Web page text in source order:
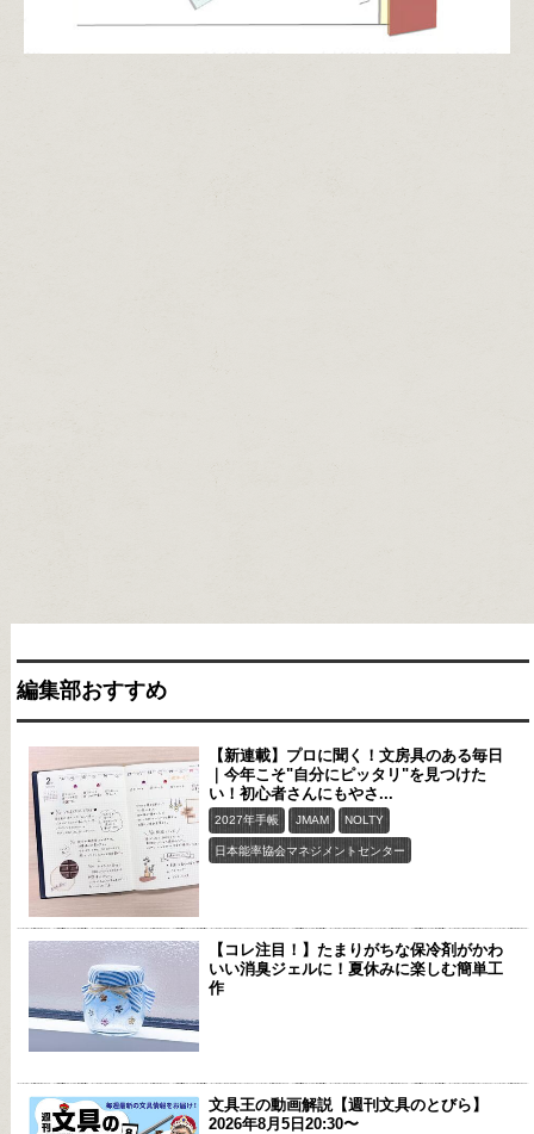
編集部おすすめ
【新連載】プロに聞く！文房具のある毎日
｜今年こそ"自分にピッタリ"を見つけた
い！初心者さんにもやさ...
2027年手帳 JMAM NOLTY
日本能率協会マネジメントセンター
【コレ注目！】たまりがちな保冷剤がかわ
いい消臭ジェルに！夏休みに楽しむ簡単工
作
文具王の動画解説【週刊文具のとびら】
2026年8月5日20:30〜